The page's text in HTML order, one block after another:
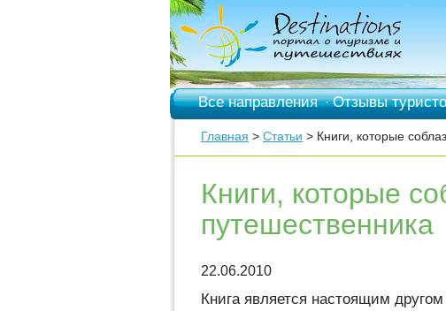
Все направления·Отзывы
Главная > Статьи > Книги, которые
Книги, которые
путешественника
22.06.2010
Книга является настоящим